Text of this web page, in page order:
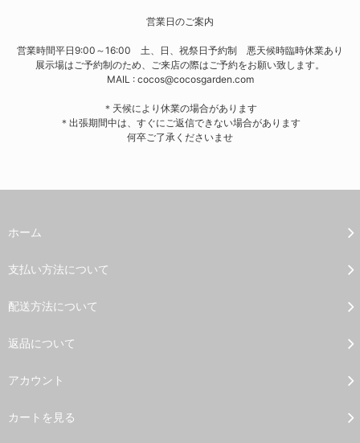
営業日のご案内
営業時間平日9:00～16:00 土、日、祝祭日予約制 悪天候時臨時休業あり
展示場はご予約制のため、ご来店の際はご予約をお願い致します。
MAIL : cocos@cocosgarden.com
＊天候により休業の場合があります
＊出張期間中は、すぐにご返信できない場合があります
何卒ご了承くださいませ
ホーム
支払い方法について
配送方法について
返品について
アカウント
カートを見る